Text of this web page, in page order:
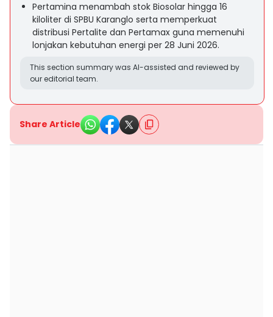
Pertamina menambah stok Biosolar hingga 16
kiloliter di SPBU Karanglo serta memperkuat
distribusi Pertalite dan Pertamax guna memenuhi
lonjakan kebutuhan energi per 28 Juni 2026.
This section summary was AI-assisted and reviewed by
our editorial team.
Share Article